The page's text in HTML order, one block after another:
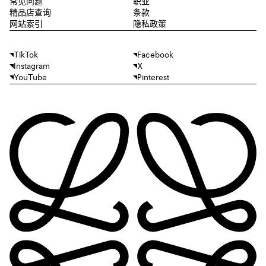
常见问题
精品店查询
网站索引
职业
条款
隐私政策
TikTok
Facebook
Instagram
X
YouTube
Pinterest